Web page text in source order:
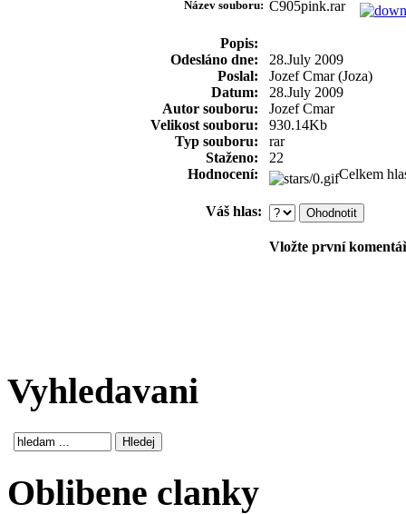
Název souboru: C905pink.rar
Popis:
Odesláno dne:
28.July 2009
Poslal:
Jozef Cmar (Joza)
Datum:
28.July 2009
Autor souboru:
Jozef Cmar
Velikost souboru:
930.14Kb
Typ souboru:
rar
Staženo:
22
Hodnocení:
Celkem
Váš hlas:
Vložte první
Vyhledavani
Oblibene clanky